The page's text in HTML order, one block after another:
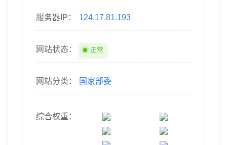
服务器IP： 124.17.81.193
网站状态： 正常
网站分类： 国家部委
综合权重：